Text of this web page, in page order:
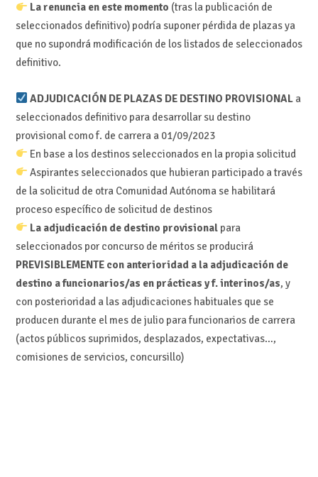
La renuncia en este momento (tras la publicación de
seleccionados definitivo) podría suponer pérdida de plazas ya
que no supondrá modificación de los listados de seleccionados
definitivo.
ADJUDICACIÓN DE PLAZAS DE DESTINO PROVISIONALa
seleccionados definitivo para desarrollar su destino
provisional como f. de carrera a 01/09/2023
En base a los destinos seleccionados en la propia solicitud
Aspirantes seleccionados que hubieran participado a través
de la solicitud de otra Comunidad Autónoma se habilitará
proceso específico de solicitud de destinos
La adjudicación de destino provisional para
seleccionados por concurso de méritos se producirá
PREVISIBLEMENTE con anterioridad a la adjudicación de
destino a funcionarios/as en prácticas y f. interinos/as, y
con posterioridad a las adjudicaciones habituales que se
producen durante el mes de julio para funcionarios de carrera
(actos públicos suprimidos, desplazados, expectativas…,
comisiones de servicios, concursillo)